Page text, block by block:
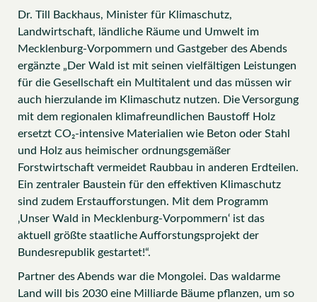
Dr. Till Backhaus, Minister für Klimaschutz,
Landwirtschaft, ländliche Räume und Umwelt im
Mecklenburg-Vorpommern und Gastgeber des Abends
ergänzte „Der Wald ist mit seinen vielfältigen Leistungen
für die Gesellschaft ein Multitalent und das müssen wir
auch hierzulande im Klimaschutz nutzen. Die Versorgung
mit dem regionalen klimafreundlichen Baustoff Holz
ersetzt CO₂-intensive Materialien wie Beton oder Stahl
und Holz aus heimischer ordnungsgemäßer
Forstwirtschaft vermeidet Raubbau in anderen Erdteilen.
Ein zentraler Baustein für den effektiven Klimaschutz
sind zudem Erstaufforstungen. Mit dem Programm
‚Unser Wald in Mecklenburg-Vorpommern‘ ist das
aktuell größte staatliche Aufforstungsprojekt der
Bundesrepublik gestartet!“.
Partner des Abends war die Mongolei. Das waldarme
Land will bis 2030 eine Milliarde Bäume pflanzen, um so